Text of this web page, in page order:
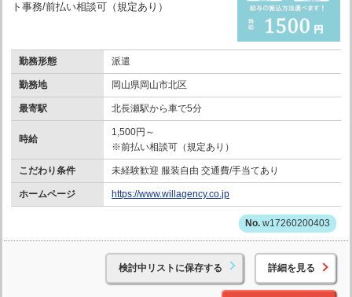
ト事務/前払い相談可（規定あり）
勤務形態 派遣
勤務地 岡山県岡山市北区
最寄駅 北長瀬駅から車で5分
時給
1,500円～
※前払い相談可（規定あり）
こだわり条件 未経験歓迎 服装自由 交通費/手当てあり
ホームページ https://www.willagency.co.jp
w17260200403
検討中リストに保存する 詳細を見る